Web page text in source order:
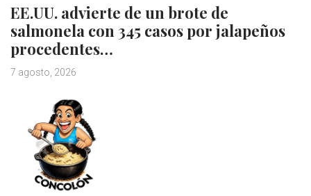
EE.UU. advierte de un brote de
salmonela con 345 casos por jalapeños
procedentes…
7 agosto, 2026